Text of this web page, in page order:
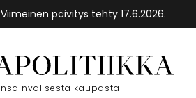
päivitys tehty 17.6.2026.
Etusivu
kaupasta